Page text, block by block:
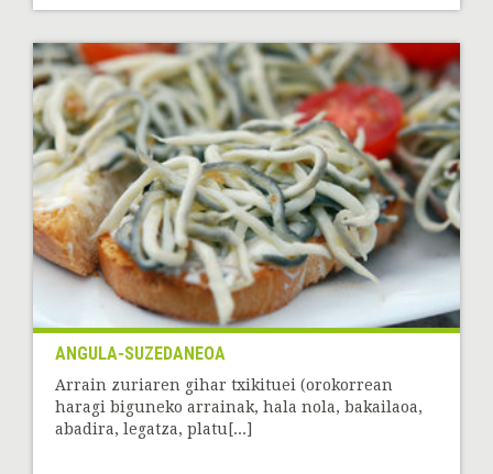
ANGULA-SUZEDANEOA
Arrain zuriaren gihar txikituei (orokorrean
haragi biguneko arrainak, hala nola, bakailaoa,
abadira, legatza, platu[...]